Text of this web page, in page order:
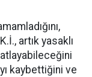
artık yasaklı
kaybettiğini ve